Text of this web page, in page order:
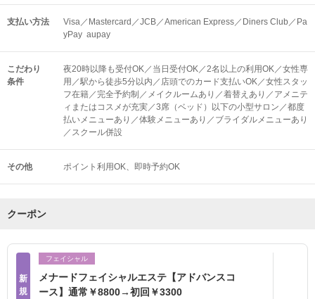
支払い方法
Visa／Mastercard／JCB／American Express／Diners Club／Pa
yPay aupay
こだわり
条件
夜20時以降も受付OK／当日受付OK／2名以上の利用OK／女性専
用／駅から徒歩5分以内／店頭でのカード支払いOK／女性スタッ
フ在籍／完全予約制／メイクルームあり／着替えあり／アメニテ
ィまたはコスメが充実／3席（ベッド）以下の小型サロン／都度
払いメニューあり／体験メニューあり／ブライダルメニューあり
／スクール併設
その他 ポイント利用OK 即時予約OK
クーポン
新
規
フェイシャル
メナードフェイシャルエステ【アドバンスコ
ース】通常￥8800→初回￥3300